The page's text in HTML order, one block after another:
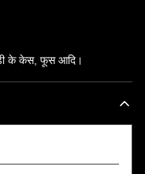
के केस, फूस आदि।